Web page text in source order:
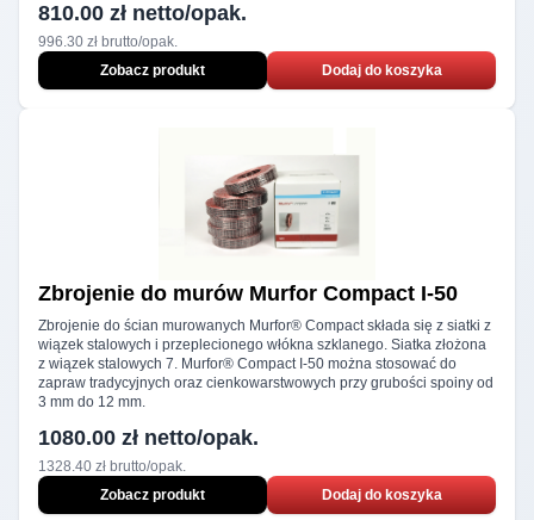
810.00 zł netto/opak.
996.30 zł brutto/opak.
Zobacz produkt
Dodaj do koszyka
Zbrojenie do murów Murfor Compact I‑50
Zbrojenie do ścian murowanych Murfor® Compact składa się z siatki z
wiązek stalowych i przeplecionego włókna szklanego. Siatka złożona
z wiązek stalowych 7. Murfor® Compact I-50 można stosować do
zapraw tradycyjnych oraz cienkowarstwowych przy grubości spoiny od
3 mm do 12 mm.
1080.00 zł netto/opak.
1328.40 zł brutto/opak.
Zobacz produkt
Dodaj do koszyka